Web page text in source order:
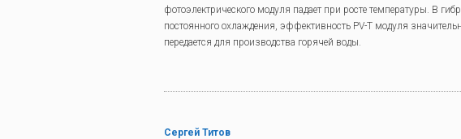
фотоэлектрического модуля падает при росте температуры. В
постоянного охлаждения, эффективность PV-T модуля
передается для производства горячей воды.
Сергей Титов